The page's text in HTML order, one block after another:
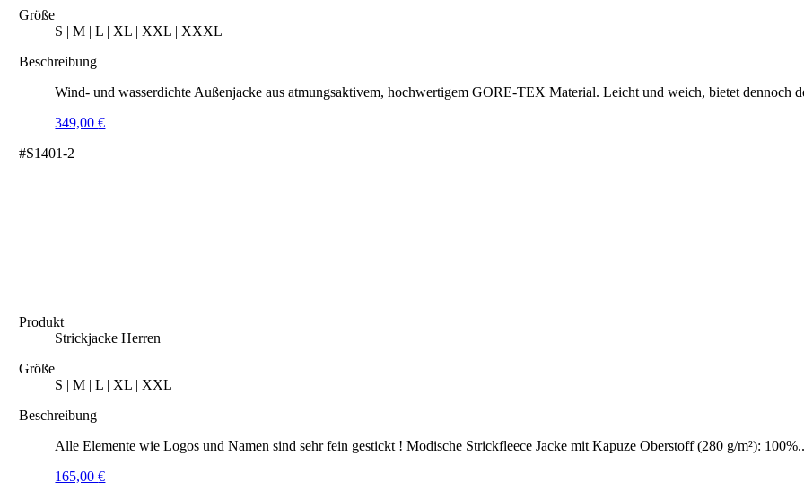
Größe
S | M | L | XL | XXL | XXXL
Beschreibung
Wind- und wasserdichte Außenjacke aus atmungsaktivem, hochwertigem GORE-TEX Material. Leicht und weich, bietet dennoch
349,00€
#S1401-2
Produkt
Strickjacke Herren
Größe
S | M | L | XL | XXL
Beschreibung
Alle Elemente wie Logos und Namen sind sehr fein gestickt ! Modische Strickfleece Jacke mit Kapuze Oberstoff (280 g/m²):
165,00€